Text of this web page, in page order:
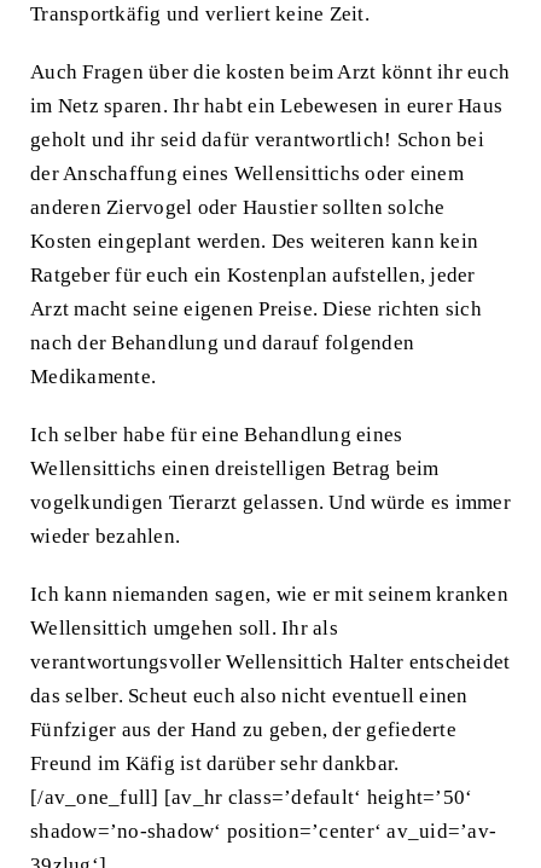
Transportkäfig und verliert keine Zeit.
Auch Fragen über die kosten beim Arzt könnt ihr euch
im Netz sparen. Ihr habt ein Lebewesen in eurer Haus
geholt und ihr seid dafür verantwortlich! Schon bei
derAnschaffung eines Wellensittichs oder einem
anderen Ziervogel oder Haustier sollten solche
Kosten eingeplant werden. Des weiteren kann kein
Ratgeber für euch ein Kostenplan aufstellen, jeder
Arzt macht seine eigenen Preise. Diese richten sich
nach der Behandlung und darauf folgenden
Medikamente.
Ich selber habe für eine Behandlung eines
Wellensittichs einen dreistelligen Betrag beim
vogelkundigen Tierarzt gelassen. Und würde es immer
wieder bezahlen.
Ich kann niemanden sagen, wie er mit seinem kranken
Wellensittich umgehen soll. Ihr als
verantwortungsvoller Wellensittich Halter entscheidet
das selber. Scheut euch also nicht eventuell einen
Fünfziger aus der Hand zu geben, der gefiederte
Freund im Käfig ist darüber sehr dankbar.
[/av_one_full] [av_hr class=’default‘ height=’50‘
shadow=’no-shadow‘ position=’center‘ av_uid=’av-